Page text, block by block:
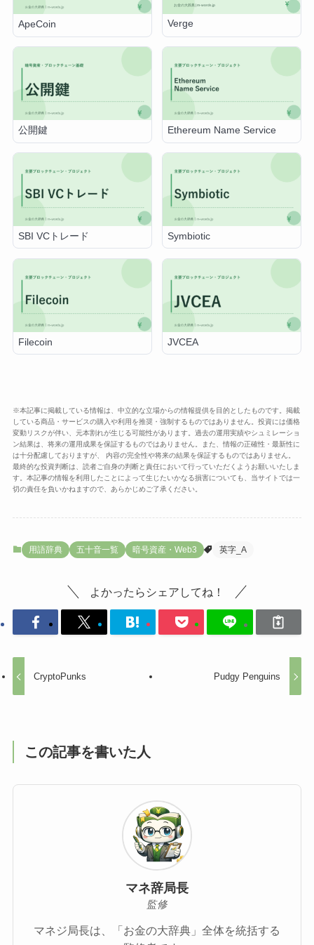
ApeCoin Verge
公開鍵 Ethereum Name Service
SBI VCトレード Symbiotic
Filecoin JVCEA
※本記事に掲載している情報は、中立的な立場からの情報提供を目的としたものです。掲載
している商品・サービスの購入や利用を推奨・強制するものではありません。投資には価格
変動リスクが伴い、元本割れが生じる可能性があります。過去の運用実績やシュミレーショ
ン結果は、将来の運用成果を保証するものではありません。また、情報の正確性・最新性に
は十分配慮しておりますが、 内容の完全性や将来の結果を保証するものではありません。
最終的な投資判断は、読者ご自身の判断と責任において行っていただくようお願いいたしま
す。本記事の情報を利用したことによって生じたいかなる損害についても、当サイトでは一
切の責任を負いかねますので、あらかじめご了承ください。
用語辞典 五十音一覧 暗号資産・Web3 英字_A
よかったらシェアしてね！
CryptoPunks Pudgy Penguins
この記事を書いた人
マネ辞局長
監修
マネジ局長は、「お金の大辞典」全体を統括する